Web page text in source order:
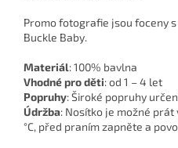
Promo fotografie jsou foceny
Buckle Baby.
Materiál: 100% bavlna
Vhodné pro děti: od 1 – 4 let
Popruhy: Široké popruhy
Údržba: Nosítko je možné
°C, před praním zapněte a